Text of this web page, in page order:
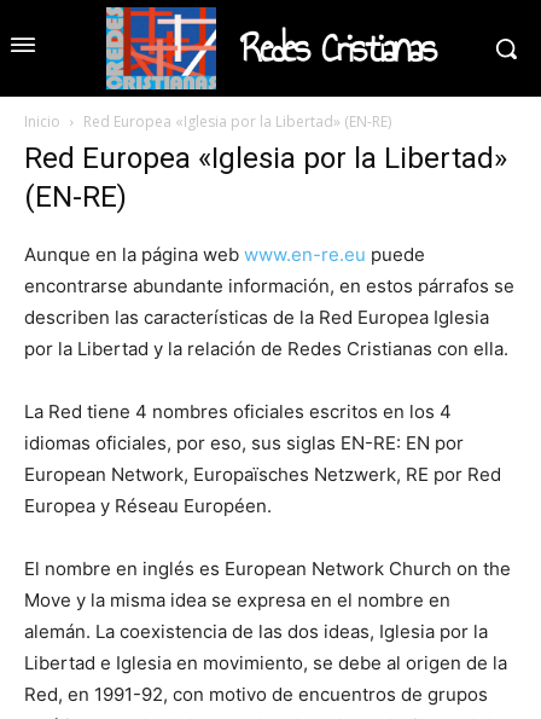
Redes Cristianas
Inicio Red Europea «Iglesia por la Libertad» (EN-RE)
Red Europea «Iglesia por la Libertad»
(EN-RE)
Aunque en la página web www.en-re.eu puede
encontrarse abundante información, en estos párrafos se
describen las características de la Red Europea Iglesia
por la Libertad y la relación de Redes Cristianas con ella.
La Red tiene 4 nombres oficiales escritos en los 4
idiomas oficiales, por eso, sus siglas EN-RE: EN por
European Network, Europaïsches Netzwerk, RE por Red
Europea y Réseau Européen.
El nombre en inglés es European Network Church on the
Move y la misma idea se expresa en el nombre en
alemán. La coexistencia de las dos ideas, Iglesia por la
Libertad e Iglesia en movimiento, se debe al origen de la
Red, en 1991-92, con motivo de encuentros de grupos